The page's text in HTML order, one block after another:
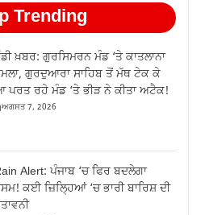
Trending
ਖ਼ਬਰ: ਗੁਰਸਿਮਰਨ ਮੰਡ ‘ਤੇ ਕਾਤਲਾਨਾ
ਗੁਰਦੁਆਰਾ ਸਾਹਿਬ ਤੋਂ ਮੱਥ ਟੇਕ ਕੇ
ਪਰਤ ਰਹੇ ਮੰਡ ‘ਤੇ ਭੀੜ ਨੇ ਕੀਤਾ ਅਟੈਕ!
ਅਗਸਤ 7, 2026
Alert: ਪੰਜਾਬ ‘ਚ ਫਿਰ ਬਦਲੇਗਾ
ਕਈ ਜ਼ਿਲ੍ਹਿਆਂ ‘ਚ ਭਾਰੀ ਬਾਰਿਸ਼ ਦੀ